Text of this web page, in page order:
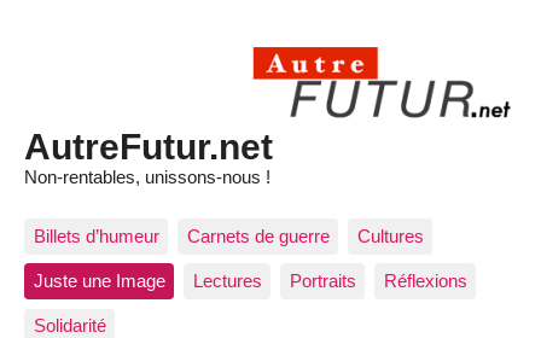
AutreFutur.net
Non-rentables, unissons-nous !
Billets d’humeur Carnets de guerre Cultures
Juste une Image Lectures Portraits Réflexions
Solidarité